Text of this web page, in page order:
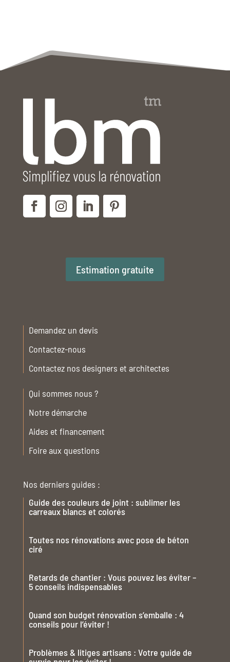
Estimation gratuite
Demandez un devis
Contactez-nous
Contactez nos designers et architectes
Qui sommes nous ?
Notre démarche
Aides et financement
Foire aux questions
Nos derniers guides :
Guide des couleurs de joint : sublimer les
carreaux blancs et colorés
Toutes nos rénovations avec pose de béton
ciré
Retards de chantier : Vous pouvez les éviter –
5 conseils indispensables
Quand son budget rénovation s’emballe : 4
conseils pour l’éviter !
Problèmes & litiges artisans : Votre guide de